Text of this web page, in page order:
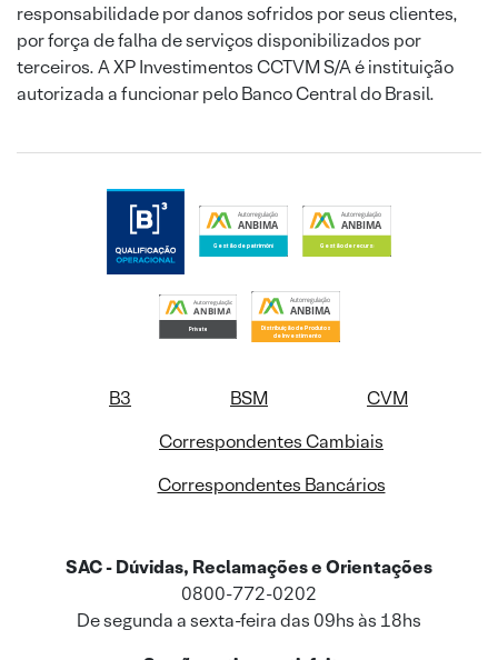
responsabilidade por danos sofridos por seus clientes,
por força de falha de serviços disponibilizados por
terceiros. A XP Investimentos CCTVM S/A é instituição
autorizada a funcionar pelo Banco Central do Brasil.
B3 BSM
CVM
Correspondentes Cambiais
Correspondentes Bancários
SAC - Dúvidas, Reclamações e Orientações
0800-772-0202
De segunda a sexta-feira das 09hs às 18hs